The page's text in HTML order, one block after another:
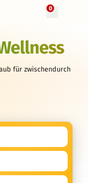
0
für zwischendurch